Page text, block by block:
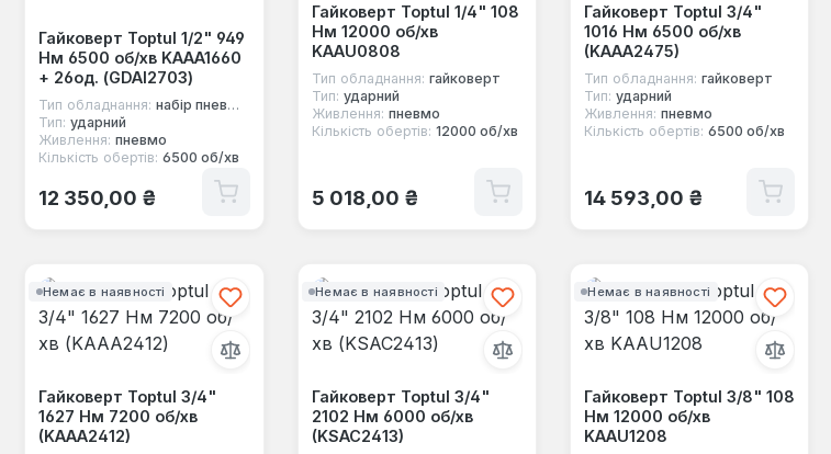
Гайковерт Toptul 1/2" 949
Нм 6500 об/хв KAAA1660
+ 26од. (GDAI2703)
Тип обладнання: набір пневмоінструменту
Тип: ударний
Живлення: пневмо
Кількість обертів: 6500 об/хв
Звичайна ціна:
12 350,00 ₴
Гайковерт Toptul 1/4" 108
Нм 12000 об/хв
KAAU0808
Тип обладнання: гайковерт
Тип: ударний
Живлення: пневмо
Кількість обертів: 12000 об/хв
Звичайна ціна:
5 018,00 ₴
Гайковерт Toptul 3/4"
1016 Нм 6500 об/хв
(KAAA2475)
Тип обладнання: гайковерт
Тип: ударний
Живлення: пневмо
Кількість обертів: 6500 об/хв
Звичайна ціна:
14 593,00 ₴
Немає в наявності
Гайковерт Toptul 3/4"
1627 Нм 7200 об/хв
(KAAA2412)
Немає в наявності
Гайковерт Toptul 3/4"
2102 Нм 6000 об/хв
(KSAC2413)
Немає в наявності
Гайковерт Toptul 3/8" 108
Нм 12000 об/хв
KAAU1208